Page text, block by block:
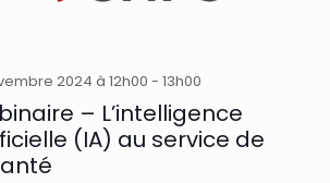
2024 à 12h00 -13h00
– L’intelligence
(IA) au service de